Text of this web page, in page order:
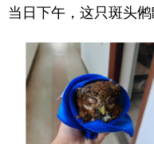
当日下午，这只斑头鸺